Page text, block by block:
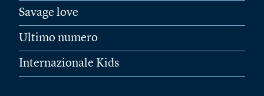
Savage love
Ultimo numero
Internazionale Kids